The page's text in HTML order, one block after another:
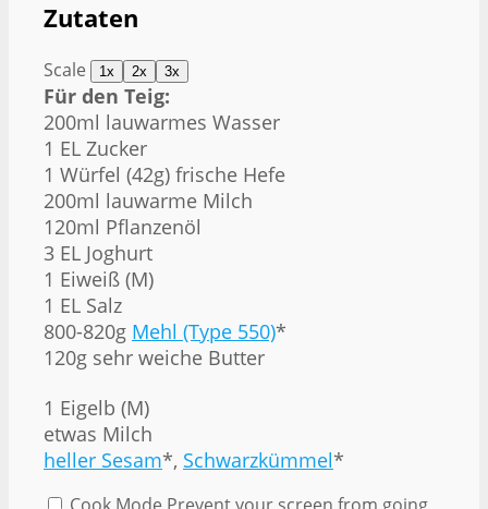
Zutaten
Scale 1x 2x 3x
Für den Teig:
200ml lauwarmes Wasser
1 EL Zucker
1 Würfel (42g) frische Hefe
200ml lauwarme Milch
120ml Pflanzenöl
3 EL Joghurt
1 Eiweiß (M)
1 EL Salz
800-820g Mehl (Type 550)*
120g sehr weiche Butter
1 Eigelb (M)
etwas Milch
heller Sesam*, Schwarzkümmel*